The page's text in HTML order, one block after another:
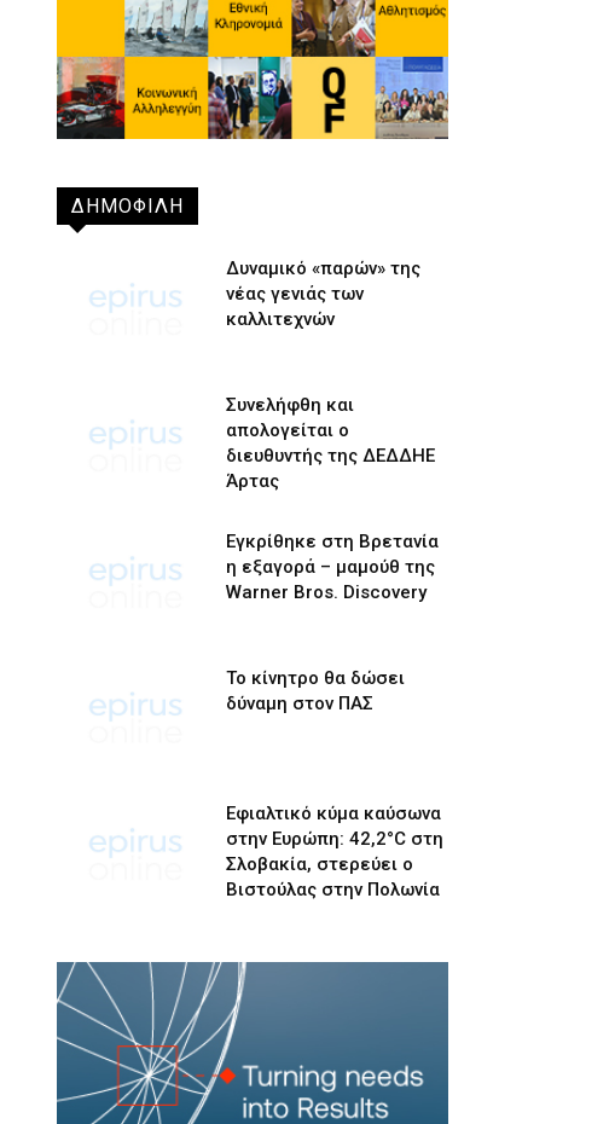
ΔΗΜΟΦΙΛΗ
Δυναμικό «παρών» της
νέας γενιάς των
καλλιτεχνών
Συνελήφθη και
απολογείται ο
διευθυντής της ΔΕΔΔΗΕ
Άρτας
Εγκρίθηκε στη Βρετανία
η εξαγορά – μαμούθ της
Warner Bros. Discovery
Το κίνητρο θα δώσει
δύναμη στον ΠΑΣ
Εφιαλτικό κύμα καύσωνα
στην Ευρώπη: 42,2°C στη
Σλοβακία, στερεύει ο
Βιστούλας στην Πολωνία